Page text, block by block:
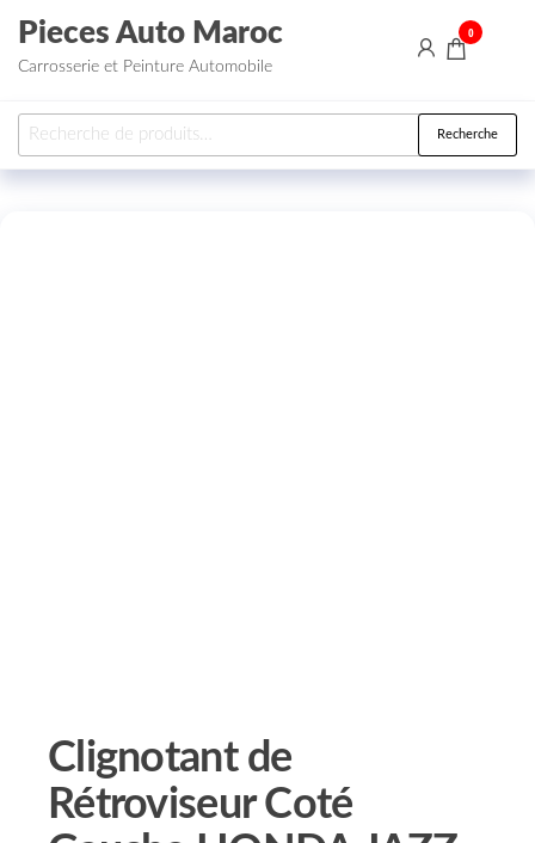
Aller au contenu
Pieces Auto Maroc
Carrosserie et Peinture Automobile
0
Recherche pour : Recherche
Clignotant de
Rétroviseur Coté